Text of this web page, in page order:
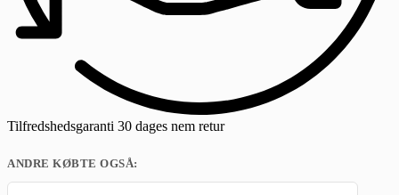
Tilfredshedsgaranti 30 dages nem retur
ANDRE KØBTE OGSÅ: